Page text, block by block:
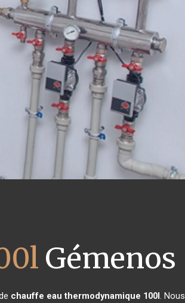
Gémenos
chauffe eau thermodynamique 100l. Nous